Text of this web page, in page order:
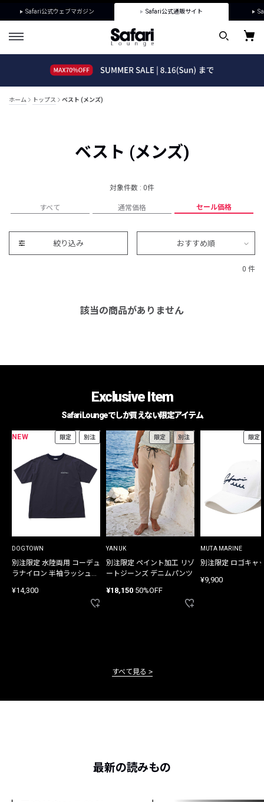
Safari公式ウェブマガジン Safari公式通販サイト
ホーム トップス ベスト (メンズ)
ベスト (メンズ)
対象件数 : 0件
すべて 通常価格 セール価格
絞り込み おすすめ順
0 件
該当の商品がありません
Exclusive Item
Safari Loungeでしか買えない限定アイテム
NEW 限定 別注
DOGTOWN
別注限定 水陸両用 コーデュ
ラナイロン 半袖ラッシュガ
¥14,300
限定 別注
YANUK
別注限定 ペイント加工 リゾ
ートジーンズ デニムパンツ
¥18,150 50%OFF
限定
MUTA MARINE
別注限定 ロゴキャ
¥9,900
すべて見る
最新の読みもの